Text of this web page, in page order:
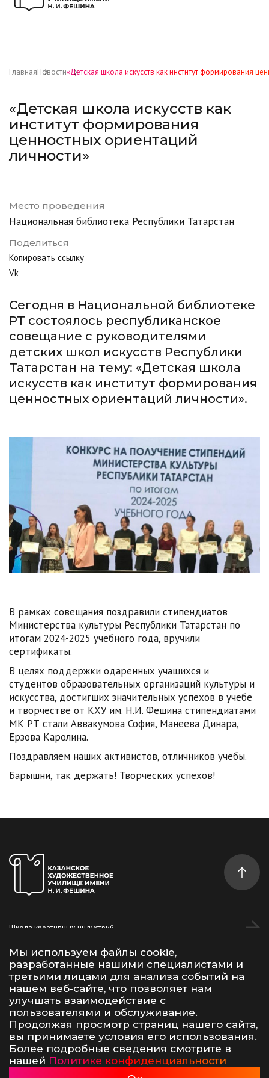
ГлавнаяНовости«Детская школа искусств как институт формирования
«Детская школа искусств как
институт формирования
ценностных ориентаций
личности»
Место проведения
Национальная библиотека Республики Татарстан
Поделиться
Копировать ссылку
Vk
Сегодня в Национальной библиотеке
РТ состоялось республиканское
совещание с руководителями
детских школ искусств Республики
Татарстан на тему: «Детская школа
искусств как институт формирования
ценностных ориентаций личности».
В рамках совещания поздравили стипендиатов
Министерства культуры Республики Татарстан по
итогам 2024-2025 учебного года, вручили
сертификаты.
В целях поддержки одаренных учащихся и
студентов образовательных организаций культуры и
искусства, достигших значительных успехов в учебе
и творчестве от КХУ им. Н.И. Фешина стипендиатами
МК РТ стали Аввакумова София, Манеева Динара,
Ерзова Каролина.
Поздравляем наших активистов, отличников учебы.
Барышни, так держать! Творческих успехов!
Мы используем файлы cookie,
разработанные нашими специалистами и
третьими лицами для анализа событий на
нашем веб‑сайте, что позволяет нам
улучшать взаимодействие с
пользователями и обслуживание.
Продолжая просмотр страниц нашего сайта,
вы принимаете условия его использования.
Более подробные сведения смотрите в
нашей Политике конфиденциальности
Школа креативных индустрий
Студентам
Дополнительное образование
Vk Telegram YouTube
Условия использования материалов сайта
Политика конфиденциальности
Сделано в 500na700
Казанское художественное училище, 2026